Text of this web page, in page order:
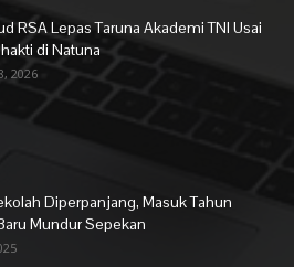
RSA Lepas Taruna Akademi TNI Usai
di Natuna
2026
Diperpanjang, Masuk Tahun
Mundur Sepekan